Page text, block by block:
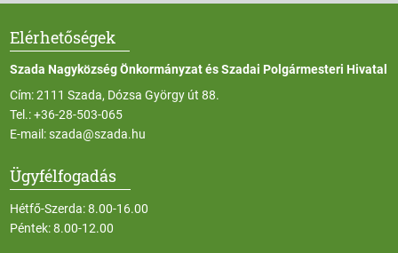
Elérhetőségek
Szada Nagyközség Önkormányzat és Szadai Polgármesteri Hivatal
Cím: 2111 Szada, Dózsa György út 88.
Tel.:+36-28-503-065
E-mail:szada@szada.hu
Ügyfélfogadás
Hétfő-Szerda: 8.00-16.00
Péntek: 8.00-12.00